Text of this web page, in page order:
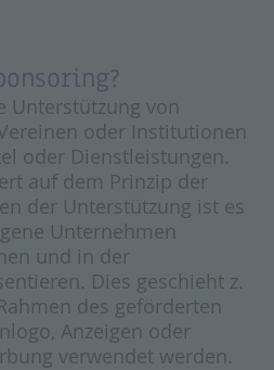
Unterstützung von
oder Institutionen
oder Dienstleistungen.
auf dem Prinzip der
der Unterstützung ist es
Unternehmen
und in der
Dies geschieht z.
des geförderten
Anzeigen oder
verwendet werden.